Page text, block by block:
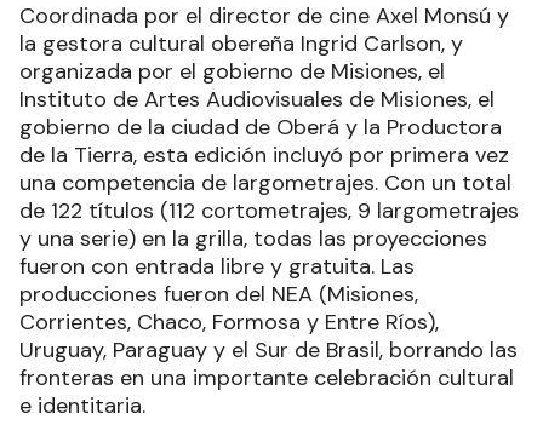
Coordinada por el director de cine Axel Monsú y
la gestora cultural obereña Ingrid Carlson, y
organizada por el gobierno de Misiones, el
Instituto de Artes Audiovisuales de Misiones, el
gobierno de la ciudad de Oberá y la Productora
de la Tierra, esta edición incluyó por primera vez
una competencia de largometrajes. Con un total
de 122 títulos (112 cortometrajes, 9 largometrajes
y una serie) en la grilla, todas las proyecciones
fueron con entrada libre y gratuita. Las
producciones fueron del NEA (Misiones,
Corrientes, Chaco, Formosa y Entre Ríos),
Uruguay, Paraguay y el Sur de Brasil, borrando las
fronteras en una importante celebración cultural
e identitaria.